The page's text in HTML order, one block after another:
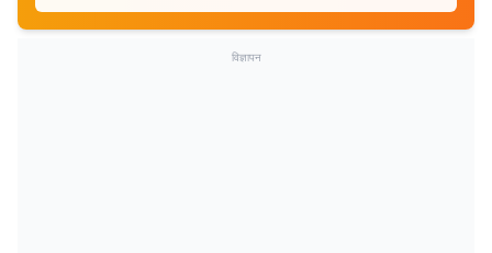
विज्ञापन